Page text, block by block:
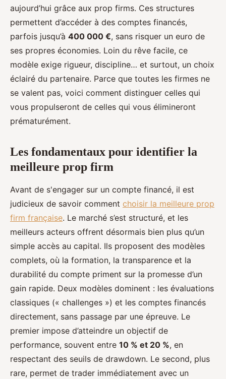
aujourd’hui grâce aux prop firms. Ces structures
permettent d’accéder à des comptes financés,
parfois jusqu’à 400 000 €, sans risquer un euro de
ses propres économies. Loin du rêve facile, ce
modèle exige rigueur, discipline… et surtout, un choix
éclairé du partenaire. Parce que toutes les firmes ne
se valent pas, voici comment distinguer celles qui
vous propulseront de celles qui vous élimineront
prématurément.
Les fondamentaux pour identifier la
meilleure prop firm
Avant de s'engager sur un compte financé, il est
judicieux de savoir comment choisir la meilleure prop
firm française. Le marché s’est structuré, et les
meilleurs acteurs offrent désormais bien plus qu’un
simple accès au capital. Ils proposent des modèles
complets, où la formation, la transparence et la
durabilité du compte priment sur la promesse d’un
gain rapide. Deux modèles dominent : les évaluations
classiques (« challenges ») et les comptes financés
directement, sans passage par une épreuve. Le
premier impose d’atteindre un objectif de
performance, souvent entre 10 % et 20 %, en
respectant des seuils de drawdown. Le second, plus
rare, permet de trader immédiatement avec un